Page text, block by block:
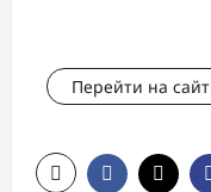
Перейти на сайт